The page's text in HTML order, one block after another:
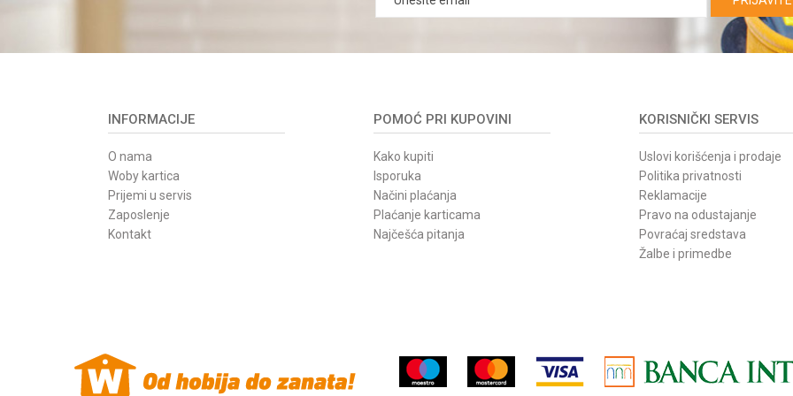
INFORMACIJE
O nama
Woby kartica
Prijemi u servis
Zaposlenje
Kontakt
POMOĆ PRI KUPOVINI
Kako kupiti
Isporuka
Načini plaćanja
Plaćanje karticama
Najčešća pitanja
KORISNIČKI SERVIS
Uslovi korišćenja i prodaje
Politika privatnosti
Reklamacije
Pravo na odustajanje
Povraćaj sredstava
Žalbe i primedbe